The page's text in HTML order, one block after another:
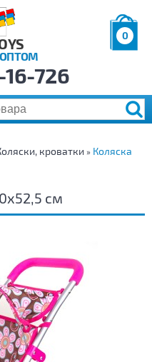
0
р.
16-726
кроватки » Коляска
см